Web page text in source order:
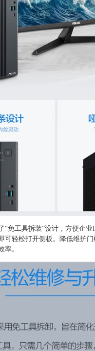
“免工具拆装”设计，方便企
可轻松打开侧板。降低维护
率。